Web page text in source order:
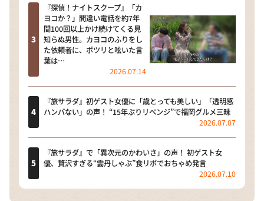
『探偵！ナイトスクープ』「カ
ヨコか？」間違い電話を約7年
間100回以上かけ続けてくる見
知らぬ男性。カヨコのふりをし
た依頼者に、ポツリと呟いた言
葉は…
2026.07.14
『旅サラダ』初ゲスト女優に「歳とっても美しい」「透明感
ハンパない」の声！ “15年ぶりリベンジ”で福岡グルメ三昧
2026.07.07
『旅サラダ』で「異次元のかわいさ」の声！ 初ゲスト女
優、贅沢すぎる“雲丹しゃぶ”食リポでおちゃめ発言
2026.07.10